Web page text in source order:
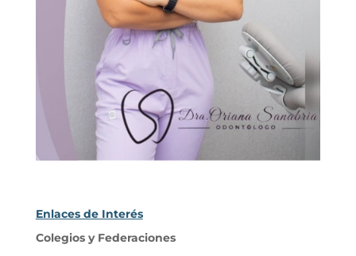
Enlaces de Interés
Colegios y Federaciones